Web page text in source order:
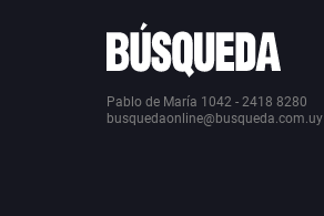
Pablo de María 1042 - 2418 8280
busquedaonline@busqueda.com.uy